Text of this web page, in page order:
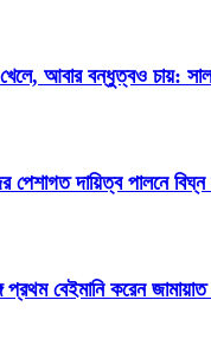
খেলে, আবার বন্ধুত্বও চায়:
পেশাগত দায়িত্ব পালনে বিঘ্ন
বেইমানি করেন